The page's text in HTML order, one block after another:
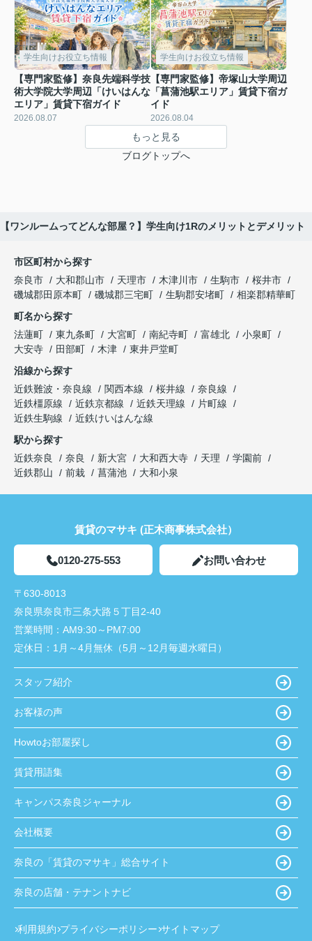
学生向けお役立ち情報
【専門家監修】奈良先端科学技
術大学院大学周辺「けいはんな
エリア」賃貸下宿ガイド
2026.08.07
学生向けお役立ち情報
【専門家監修】帝塚山大学周辺
「菖蒲池駅エリア」賃貸下宿ガ
イド
2026.08.04
もっと見る
ブログトップへ
【ワンルームってどんな部屋？】学生向け1Rのメリットとデメリット
市区町村から探す
奈良市
大和郡山市 天理市 木津川市 生駒市
桜井市
磯城郡田原本町
磯城郡三宅町 生駒郡安堵町
相楽郡精華町
町名から探す
法蓮町
東九条町 大宮町 南紀寺町 富雄北
小泉町
大安寺
田部町 木津
東井戸堂町
沿線から探す
近鉄難波・奈良線
関西本線 桜井線
奈良線
近鉄橿原線
近鉄京都線 近鉄天理線
片町線
近鉄生駒線
近鉄けいはんな線
駅から探す
近鉄奈良
奈良 新大宮 大和西大寺 天理
学園前
近鉄郡山
前栽 菖蒲池 大和小泉
賃貸のマサキ (正木商事株式会社）
0120-275-553 お問い合わせ
〒630-8013
奈良県奈良市三条大路５丁目2-40
営業時間： AM9:30～PM7:00
定休日： 1月～4月無休（5月～12月毎週水曜日）
スタッフ紹介
お客様の声
Howtoお部屋探し
賃貸用語集
キャンパス奈良ジャーナル
会社概要
奈良の「賃貸のマサキ」総合サイト
奈良の店舗・テナントナビ
利用規約 プライバシーポリシー サイトマップ